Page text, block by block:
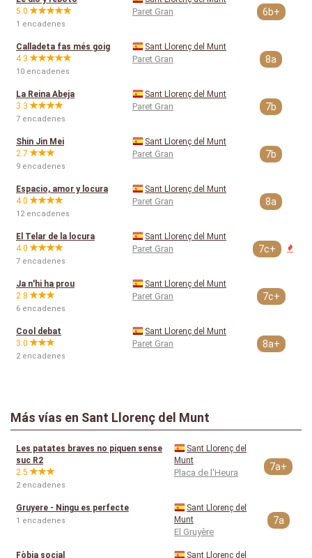
5.0
1 encadenes
Paret Gran 6b+
Calladeta fas més goig
4.3
10 encadenes
Sant Llorenç del Munt
Paret Gran 8a
La Reina Abeja
3.3
7 encadenes
Sant Llorenç del Munt
Paret Gran 7b
Shin Jin Mei
2.7
9 encadenes
Sant Llorenç del Munt
Paret Gran 7b
Espacio, amor y locura
4.0
12 encadenes
Sant Llorenç del Munt
Paret Gran 8a
El Telar de la locura
4.0
7 encadenes
Sant Llorenç del Munt
Paret Gran 7c+
Ja n'hi ha prou
2.8
6 encadenes
Sant Llorenç del Munt
Paret Gran 7c+
Cool debat
3.0
2 encadenes
Sant Llorenç del Munt
Paret Gran 8a+
Más vías en Sant Llorenç del Munt
Les patates braves no piquen sense
suc R2
2.5
2 encadenes
Sant Llorenç del
Munt
Placa de l'Heura
7a+
Gruyere - Ningu es perfecte
1 encadenes
Sant Llorenç del
Munt
El Gruyère
7a
Fòbia social
Sant Llorenç del